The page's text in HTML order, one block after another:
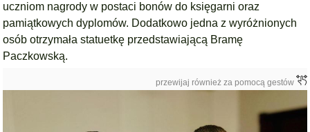
uczniom nagrody w postaci bonów do księgarni oraz
pamiątkowych dyplomów. Dodatkowo jedna z wyróżnionych
osób otrzymała statuetkę przedstawiającą Bramę
Paczkowską.
przewijaj również za pomocą gestów